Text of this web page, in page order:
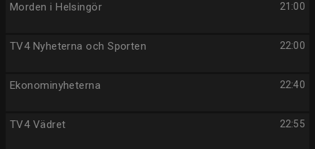
21:00
Morden i Helsingör
22:00
TV4 Nyheterna och Sporten
22:40
Ekonominyheterna
22:55
TV4 Vädret